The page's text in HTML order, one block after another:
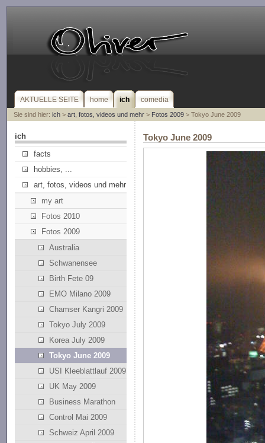
AKTUELLE SEITE home ich comedia
Sie sind hier: ich> art, fotos, videos und mehr> Fotos 2009> Tokyo June 2009
ich
facts
hobbies, ...
art, fotos, videos und mehr
my art
Fotos 2010
Fotos 2009
Australia
Schwanensee
Birth Fete 09
EMO Milano 2009
Chamser Kangri 2009
Tokyo July 2009
Korea July 2009
Tokyo June 2009
USI Kleeblattlauf 2009
UK May 2009
Business Marathon
Control Mai 2009
Schweiz April 2009
Tokyo June 2009